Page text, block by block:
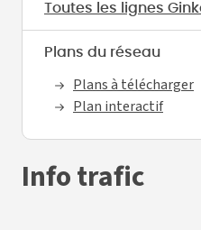
Toutes les lignes
Plans du réseau
Plans à télécharger
Plan interactif
Info trafic